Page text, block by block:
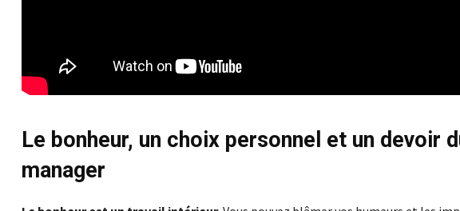
Le bonheur, un choix personnel et un devoir
manager